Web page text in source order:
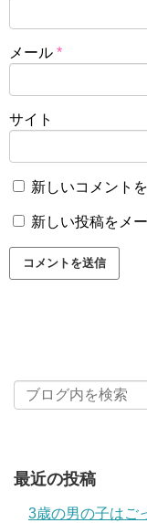
メール *
サイト
新しいコメント
新しい投稿をメ
最近の投稿
3歳の男の子はご